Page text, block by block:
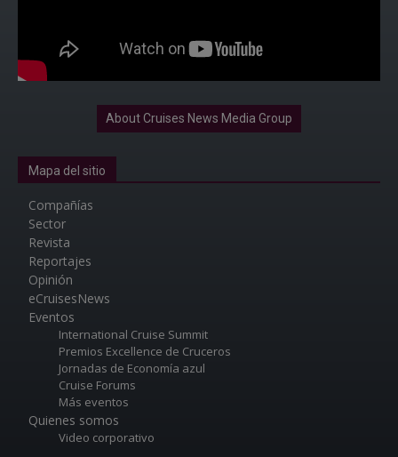
About Cruises News Media Group
Mapa del sitio
Compañías
Sector
Revista
Reportajes
Opinión
eCruisesNews
Eventos
International Cruise Summit
Premios Excellence de Cruceros
Jornadas de Economía azul
Cruise Forums
Más eventos
Quienes somos
Video corporativo